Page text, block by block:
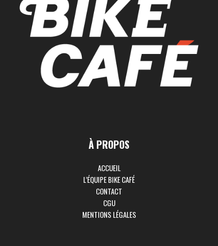
À PROPOS
ACCUEIL
L’ÉQUIPE BIKE CAFÉ
CONTACT
CGU
MENTIONS LÉGALES